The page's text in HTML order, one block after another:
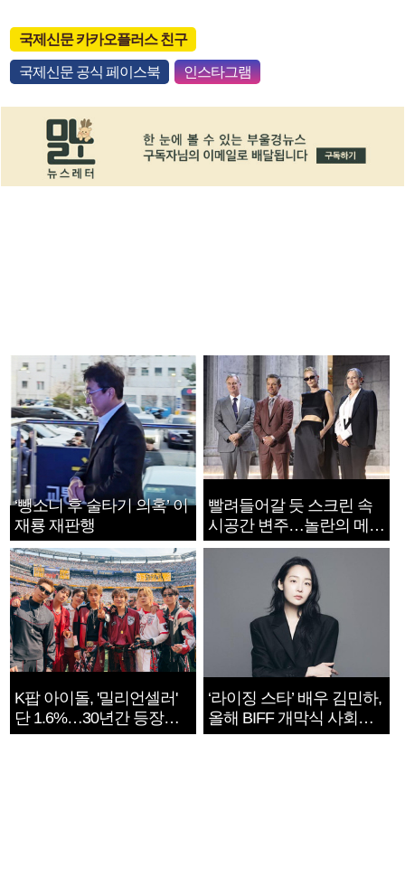
국제신문 카카오플러스 친구
국제신문 공식 페이스북 인스타그램
‘뺑소니 후 술타기 의혹’ 이
재룡 재판행
빨려들어갈 듯 스크린 속
시공간 변주…놀란의 메시
지는 ‘전쟁 속죄’
K팝 아이돌, '밀리언셀러'
단 1.6%…30년간 등장
1182개팀 전수조사
‘라이징 스타’ 배우 김민하,
올해 BIFF 개막식 사회자
확정